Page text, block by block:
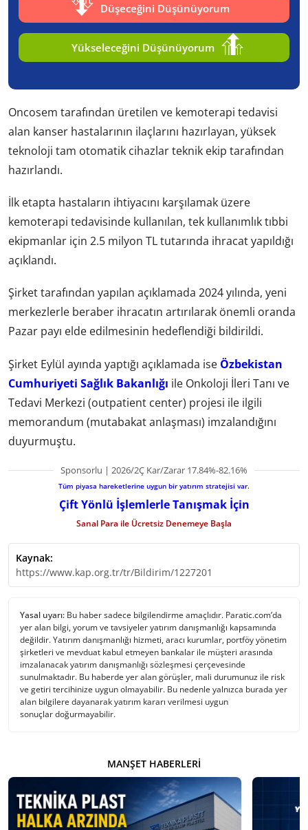
Düşeceğini Düşünüyorum
Yükseleceğini Düşünüyorum
Oncosem tarafından üretilen ve kemoterapi tedavisi
alan kanser hastalarının ilaçlarını hazırlayan, yüksek
teknoloji tam otomatik cihazlar teknik ekip tarafından
hazırlandı.
İlk etapta hastaların ihtiyacını karşılamak üzere
kemoterapi tedavisinde kullanılan, tek kullanımlık tıbbi
ekipmanlar için 2.5 milyon TL tutarında ihracat yapıldığı
açıklandı.
Şirket tarafından yapılan açıklamada 2024 yılında, yeni
merkezlerle beraber ihracatın artırılarak önemli oranda
Pazar payı elde edilmesinin hedeflendiği bildirildi.
Şirket Eylül ayında yaptığı açıklamada ise Özbekistan
Cumhuriyeti Sağlık Bakanlığı ile Onkoloji İleri Tanı ve
Tedavi Merkezi (outpatient center) projesi ile ilgili
memorandum (mutabakat anlaşması) imzalandığını
duyurmuştu.
Sponsorlu | 2026/2Ç Kar/Zarar 17.84%-82.16%
Tüm piyasa hareketlerine uygun bir yatırım stratejisi var.
Çift Yönlü İşlemlerle Tanışmak İçin
Sanal Para ile Ücretsiz Denemeye Başla
Kaynak:
https://www.kap.org.tr/tr/Bildirim/1227201
Yasal uyarı: Bu haber sadece bilgilendirme amaçlıdır. Paratic.com’da
yer alan bilgi, yorum ve tavsiyeler yatırım danışmanlığı kapsamında
değildir. Yatırım danışmanlığı hizmeti, aracı kurumlar, portföy yönetim
şirketleri ve mevduat kabul etmeyen bankalar ile müşteri arasında
imzalanacak yatırım danışmanlığı sözleşmesi çerçevesinde
sunulmaktadır. Bu haberde yer alan görüşler, mali durumunuz ile risk
ve getiri tercihinize uygun olmayabilir. Bu nedenle yalnızca burada yer
alan bilgilere dayanarak yatırım kararı verilmesi uygun
sonuçlar doğurmayabilir.
MANŞET HABERLERI